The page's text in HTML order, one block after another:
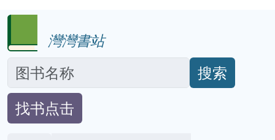
灣灣書站
搜索
找书点击